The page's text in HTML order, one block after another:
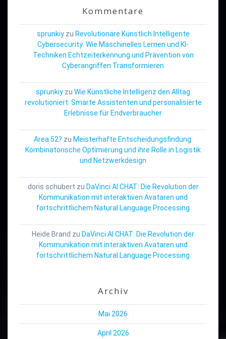
Kommentare
sprunkiyzu Revolutionäre Künstlich Intelligente
Cybersecurity: Wie Maschinelles Lernen und KI-
Techniken Echtzeiterkennung und Prävention von
Cyberangriffen Transformieren
sprunkiy zu Wie Künstliche Intelligenz den Alltag
revolutioniert: Smarte Assistenten und personalisierte
Erlebnisse für Endverbraucher
Area 52? zu Meisterhafte Entscheidungsfindung:
Kombinatorische Optimierung und ihre Rolle in Logistik
und Netzwerkdesign
doris schubert zu DaVinci AI CHAT: Die Revolution der
Kommunikation mit interaktiven Avataren und
fortschrittlichem Natural Language Processing
Heide Brand zu DaVinci AI CHAT: Die Revolution der
Kommunikation mit interaktiven Avataren und
fortschrittlichem Natural Language Processing
Archiv
Mai 2026
April 2026